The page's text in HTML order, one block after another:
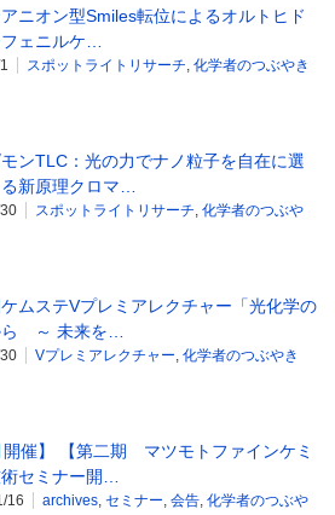
ニオン型Smiles転位によるオルトヒド
フェニルケ…
スポットライトリサーチ, 化学者のつぶやき
ンTLC：光の力でナノ粒子を自在に選
新原理クロマ…
スポットライトリサーチ, 化学者のつぶや
ムステVプレミアレクチャー「光化学の
ら ～ 未来を…
Vプレミアレクチャー, 化学者のつぶやき
開催】 【第二期 マツモトファインケミ
術セミナー開…
16 archives, セミナー, 会告, 化学者のつぶや